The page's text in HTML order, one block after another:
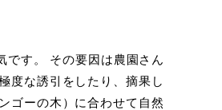
です。 その要因は農園さん
度な誘引をしたり、摘果し
ゴーの木）に合わせて自然